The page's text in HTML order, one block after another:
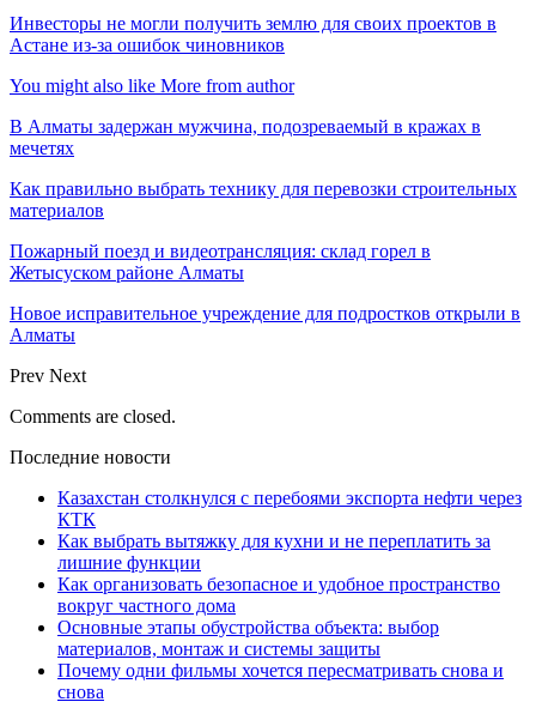
Инвесторы не могли получить землю для своих проектов в
Астане из-за ошибок чиновников
You might also like More from author
В Алматы задержан мужчина, подозреваемый в кражах в
мечетях
Как правильно выбрать технику для перевозки строительных
материалов
Пожарный поезд и видеотрансляция: склад горел в
Жетысуском районе Алматы
Новое исправительное учреждение для подростков открыли в
Алматы
Prev Next
Comments are closed.
Последние новости
Казахстан столкнулся с перебоями экспорта нефти через
КТК
Как выбрать вытяжку для кухни и не переплатить за
лишние функции
Как организовать безопасное и удобное пространство
вокруг частного дома
Основные этапы обустройства объекта: выбор
материалов, монтаж и системы защиты
Почему одни фильмы хочется пересматривать снова и
снова